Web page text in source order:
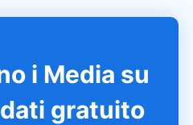
i Media su
gratuito